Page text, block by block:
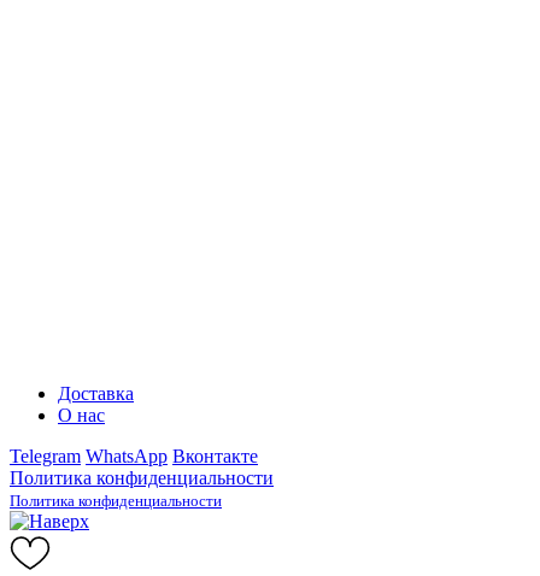
Доставка
О нас
Telegram WhatsApp Вконтакте
Политика конфиденциальности
Политика конфиденциальности